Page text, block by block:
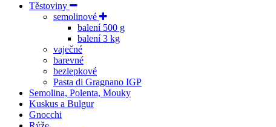
Těstoviny
semolinové
balení 500 g
balení 3 kg
vaječné
barevné
bezlepkové
Pasta di Gragnano IGP
Semolina, Polenta, Mouky
Kuskus a Bulgur
Gnocchi